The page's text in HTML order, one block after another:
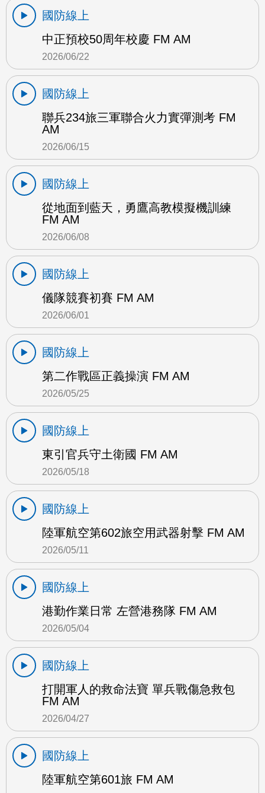
國防線上
中正預校50周年校慶 FM AM
2026/06/22
國防線上
聯兵234旅三軍聯合火力實彈測考 FM
AM
2026/06/15
國防線上
從地面到藍天，勇鷹高教模擬機訓練
FM AM
2026/06/08
國防線上
儀隊競賽初賽 FM AM
2026/06/01
國防線上
第二作戰區正義操演 FM AM
2026/05/25
國防線上
東引官兵守土衛國 FM AM
2026/05/18
國防線上
陸軍航空第602旅空用武器射擊 FM AM
2026/05/11
國防線上
港勤作業日常 左營港務隊 FM AM
2026/05/04
國防線上
打開軍人的救命法寶 單兵戰傷急救包
FM AM
2026/04/27
國防線上
陸軍航空第601旅 FM AM